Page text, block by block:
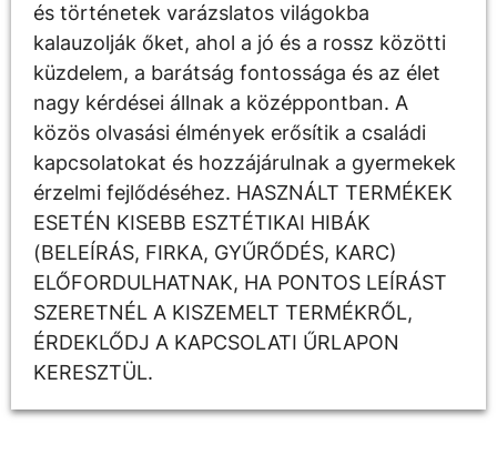
és történetek varázslatos világokba
kalauzolják őket, ahol a jó és a rossz közötti
küzdelem, a barátság fontossága és az élet
nagy kérdései állnak a középpontban. A
közös olvasási élmények erősítik a családi
kapcsolatokat és hozzájárulnak a gyermekek
érzelmi fejlődéséhez. HASZNÁLT TERMÉKEK
ESETÉN KISEBB ESZTÉTIKAI HIBÁK
(BELEÍRÁS, FIRKA, GYŰRŐDÉS, KARC)
ELŐFORDULHATNAK, HA PONTOS LEÍRÁST
SZERETNÉL A KISZEMELT TERMÉKRŐL,
ÉRDEKLŐDJ A KAPCSOLATI ŰRLAPON
KERESZTÜL.